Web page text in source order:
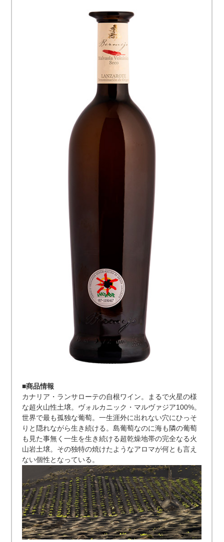
■商品情報
カナリア・ランサローテの自根ワイン。まるで火星の様
な超火山性土壌。ヴォルカニック・マルヴァジア100%。
世界で最も孤独な葡萄。一生涯外に出れない穴にひっそ
りと隠れながら生き続ける。島葡萄なのに海も隣の葡萄
も見た事無く一生を生き続ける超乾燥地帯の完全なる火
山岩土壌。その独特の焼けたようなアロマが何とも言え
ない個性となっている。